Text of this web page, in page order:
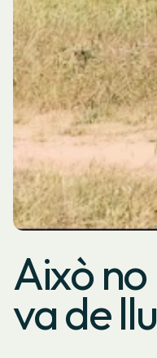
Això no
va de